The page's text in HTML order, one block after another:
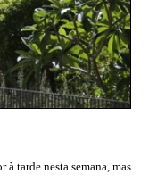
tarde nesta semana, mas